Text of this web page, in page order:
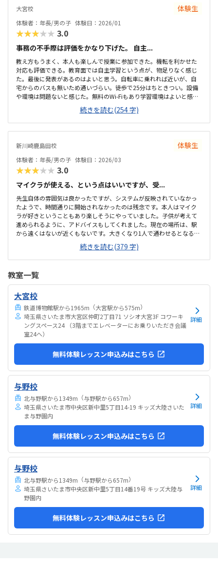
大宮校 体験生
体験者：年長/男の子 体験日：2026/01
★★★★★ 3.0
事務の不手際は評価をかなり下げた。 自主...
教え方もうまく、本人も楽しんで授業に参加できた。機転を利かせた
対応も評価できる。教育面では自主学習という点が、物足りなく感じ
た。最後に発表があるのはよいと思う。自転車に乗れれば近いが、自
宅からのバスも無いため通いづらい。徒歩で25分はちときつい。設備
や環境は問題ないと感じた。無料のWi-Fiもあり学習環境はよいと感じ
る。静かな環境であった料金は他と比較しても高くなく、教室を変え
れたり、ウェブで学習できたりと便利であると思う子どもたちがやっ
ている環境はみれたので楽しそうだった。発表も実際に見れてよかっ
た。
続きを読む(254 字)
新川崎鹿島田校 体験生
体験者：年長/男の子 体験日：2026/03
★★★★★ 3.0
マイクラが使える、という点はいいですが、受...
先生自体の雰囲気は良かったですが、システムが反映されていなかっ
たようで、時間通りに開始されなかったのは残念です。本人はマイク
ラが好きということもあり楽しそうにやっていました。子供が考えて
進められるように、アドバイスもしてくれました。現在の場所は、駅
から遠くはないが近くもないです。大きくなり1人で通わせるとなる
と、薄暗い感じの道は少し不安です。新しい場所の方が近く人通りも
あるかと思います。レンタルスペースということもあり、長いテーブ
ルと簡易的な椅子のみです。体験を受けているとき、同じスペースで、
囲気で、オンラインでもいいのでは、といったような感じでした。一
般的な習い事の中では高いと思うが、プログラミングは高いのでしょ
うがないかと思う。あとは、マイクラを使うこともあって、高めなのか
とも思う。
続きを読む(379 字)
教室一覧
大宮校
鉄道博物館駅から1965m （大宮駅から575m）
埼玉県さいたま市大宮区仲町2丁目71 ソシオ大宮3F コワーキ
ングスペース24 （3階までエレベーターにお乗りいただき会議
室24へ）
詳細
無料体験レッスン申込みはこちら
与野校
北与野駅から1349m （与野駅から657m）
埼玉県さいたま市中央区新中里5丁目14-19 キッズ大陸さいた
ま与野園内
詳細
無料体験レッスン申込みはこちら
与野校
北与野駅から1349m （与野駅から657m）
埼玉県さいたま市中央区新中里5丁目14番19号 キッズ大陸与
野園内
詳細
無料体験レッスン申込みはこちら